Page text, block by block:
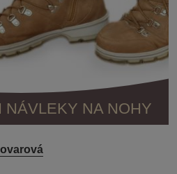
NÁVLEKY NA NOHY